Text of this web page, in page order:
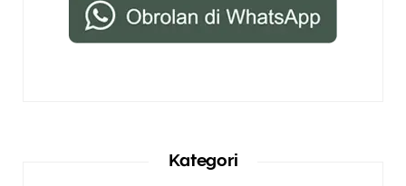
Kategori